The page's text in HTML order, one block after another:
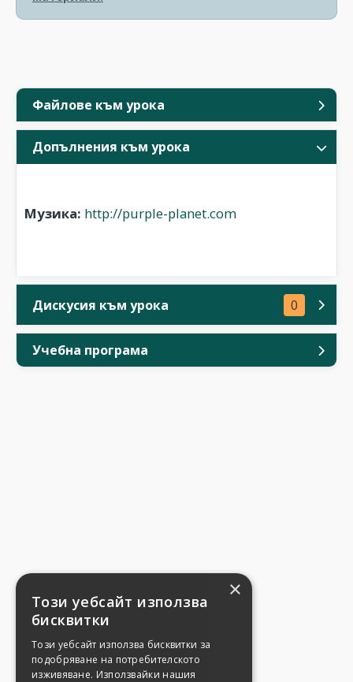
Файлове към урока
Допълнения към урока
Музика: http://purple-planet.com
Дискусия към урока 0
Учебна програма
×
Този уебсайт използва
бисквитки
Този уебсайт използва бисквитки за
подобряване на потребителското
изживяване. Използвайки нашия